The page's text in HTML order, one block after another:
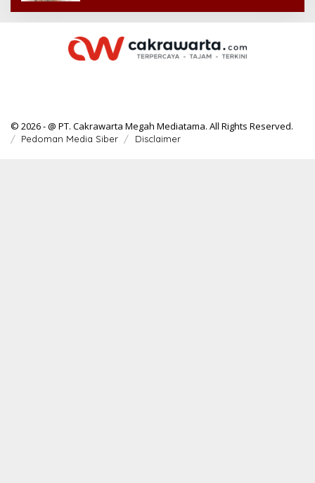
© 2026 - @ PT. Cakrawarta Megah Mediatama. All Rights Reserved.
Pedoman Media Siber Disclaimer